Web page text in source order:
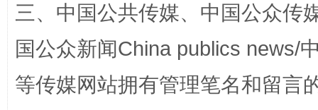
网上购药对药下症？
三、中国公共传媒、中国公众传
国公众新闻China publics news/
等传媒网站拥有管理笔名和留言